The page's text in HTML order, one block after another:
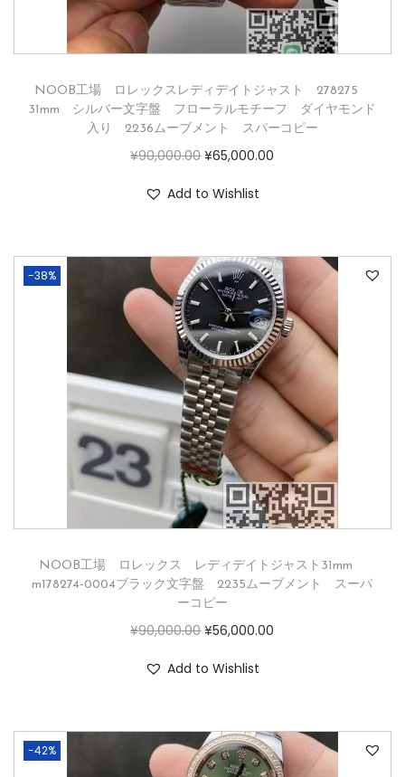
NOOB工場 ロレックスレディデイトジャスト 278275
31mm シルバー文字盤 フローラルモチーフ ダイヤモンド
入り 2236ムーブメント スパーコピー
¥90,000.00 ¥65,000.00
Add to Wishlist
-38%
NOOB工場 ロレックス レディデイトジャスト31mm
m178274-0004ブラック文字盤 2235ムーブメント スーパ
ーコピー
¥90,000.00 ¥56,000.00
Add to Wishlist
-42%